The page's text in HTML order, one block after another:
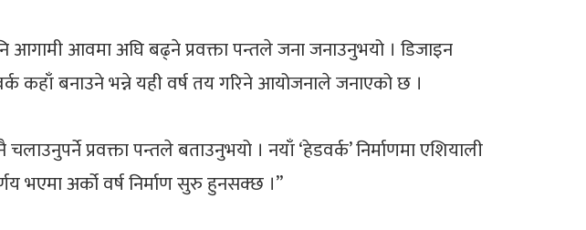
आगामी आवमा अघि बढ्ने प्रवक्ता पन्तले जना जनाउनुभयो । डिजाइन
कहाँ बनाउने भन्ने यही वर्ष तय गरिने आयोजनाले जनाएको छ ।
प्रवक्ता पन्तले बताउनुभयो । नयाँ ‘हेडवर्क’ निर्माणमा एशियाली
भएमा अर्को वर्ष निर्माण सुरु हुनसक्छ ।”